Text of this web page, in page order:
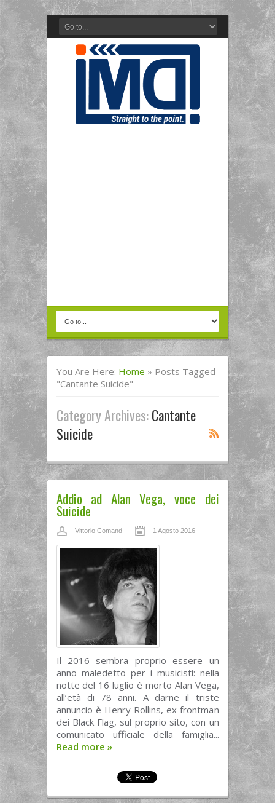
You Are Here: Home » Posts Tagged
"cantante Suicide"
Category Archives:Cantante
Suicide
Addio ad Alan Vega, voce dei
Suicide
Vittorio Comand 1 Agosto 2016
Il 2016 sembra proprio essere un
anno maledetto per i musicisti: nella
notte del 16 luglio è morto Alan Vega,
all’età di 78 anni. A darne il triste
annuncio è Henry Rollins, ex frontman
dei Black Flag, sul proprio sito, con un
comunicato ufficiale della famiglia...
Read more »